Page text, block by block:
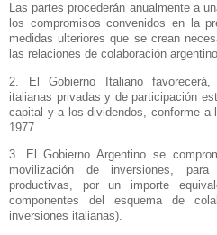
Las partes procederán anualmente a
los compromisos convenidos en la
medidas ulteriores que se crean
las relaciones de colaboración
2. El Gobierno Italiano favorecerá,
italianas privadas y de participación
capital y a los dividendos, conforme
1977.
3. El Gobierno Argentino se
movilización de inversiones,
productivas, por un importe
componentes del esquema de
inversiones italianas).